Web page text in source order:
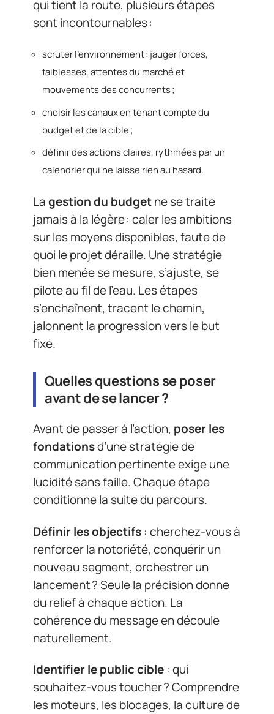
qui tient la route, plusieurs étapes
sont incontournables :
scruter l’environnement : jauger forces,
faiblesses, attentes du marché et
mouvements des concurrents ;
choisir les canaux en tenant compte du
budget et de la cible ;
définir des actions claires, rythmées par un
calendrier qui ne laisse rien au hasard.
Lagestion du budgetne se traite
jamais à la légère : caler les ambitions
sur les moyens disponibles, faute de
quoi le projet déraille. Une stratégie
bien menée se mesure, s’ajuste, se
pilote au fil de l’eau. Les étapes
s’enchaînent, tracent le chemin,
jalonnent la progression vers le but
fixé.
Quelles questions se poser
avant de se lancer ?
Avant de passer à l’action, poser les
fondationsd’une stratégie de
communication pertinente exige une
lucidité sans faille. Chaque étape
conditionne la suite du parcours.
Définir les objectifs : cherchez-vous à
renforcer la notoriété, conquérir un
nouveau segment, orchestrer un
lancement ? Seule la précision donne
du relief à chaque action. La
cohérence du message en découle
naturellement.
Identifier le public cible : qui
souhaitez-vous toucher ? Comprendre
les moteurs, les blocages, la culture de